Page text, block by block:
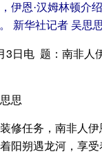
恩·汉姆林顿介绍
新华社记者 吴思
电 题：南非人伊
思
任务，南非人伊
阳朔遇龙河，享